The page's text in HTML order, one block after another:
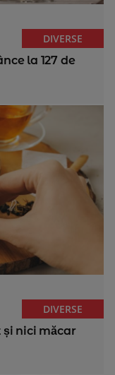
DIVERSE
la 127 de
DIVERSE
și nici măcar